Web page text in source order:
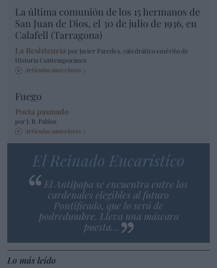
La última comunión de los 15 hermanos de
San Juan de Dios, el 30 de julio de 1936, en
Calafell (Tarragona)
La Resistencia por Javier Paredes, catedrático emérito de
Historia Contemporánea
Artículos anteriores
Fuego
Poeta pasmado
por J. R. Pablos
Artículos anteriores
El Reinado Eucarístico
El Antipapa se encuentra entre los
cardenales elegibles al futuro
Pontificado, que lo será de
podredumbre. Lleva una máscara
puesta…
Lo más leído